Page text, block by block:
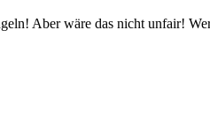
Aber wäre das nicht unfair!